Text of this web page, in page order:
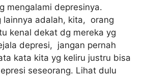
mengalami depresinya.
lainnya adalah, kita, orang
kenal dekat dg mereka yg
depresi, jangan pernah
kata kita yg keliru justru bisa
seseorang. Lihat dulu